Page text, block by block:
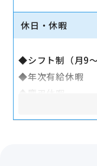
◆持株会制度
◆制服貸与
◆リロクラブ
└テーマパーク・
ど
└ビアパーティー
休日・休暇
◆シフト制（月9～
◆年次有給休暇
◆慶弔休暇